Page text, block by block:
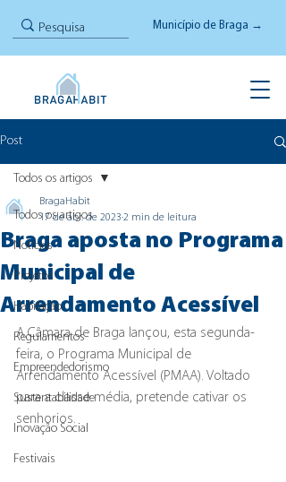
Município de Braga →
Post
Todos os artigos
Notícias
Projetos
Habitação
Regulamentos
Empreendedorismo
Sustentabilidade
Inovação Social
Festivais
Todos os artigos
Braga aposta no Programa
Municipal de
Arrendamento Acessível
BragaHabit
17 de abr. de 2023 2 min de leitura
A Câmara de Braga lançou, esta segunda-
feira, o Programa Municipal de
Arrendamento Acessível (PMAA). Voltado
para a classe média, pretende cativar os
senhorios.